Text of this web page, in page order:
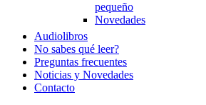
pequeño
Novedades
Audiolibros
No sabes qué leer?
Preguntas frecuentes
Noticias y Novedades
Contacto